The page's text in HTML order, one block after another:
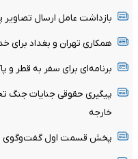
بازداشت عامل ارسال
همکاری تهران و بغداد برای
برنامه‌ای برای سفر به قطر و
پیگیری حقوقی جنایات جنگ
خارجه
پخش قسمت اول گفت‌وگوی